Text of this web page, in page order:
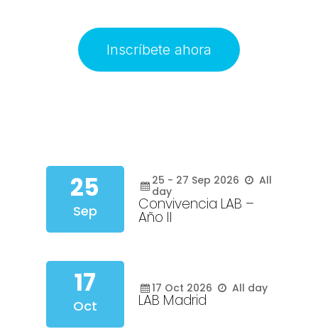
Inscríbete ahora
25
Sep
25 - 27 Sep 2026
All
day
Convivencia LAB –
Año II
17
Oct
17 Oct 2026 All day
LAB Madrid